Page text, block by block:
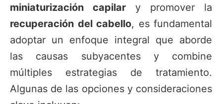
miniaturización capilar y promover la
recuperación del cabello, es fundamental
adoptar un enfoque integral que aborde
las causas subyacentes y combine
múltiples estrategias de tratamiento.
Algunas de las opciones y consideraciones